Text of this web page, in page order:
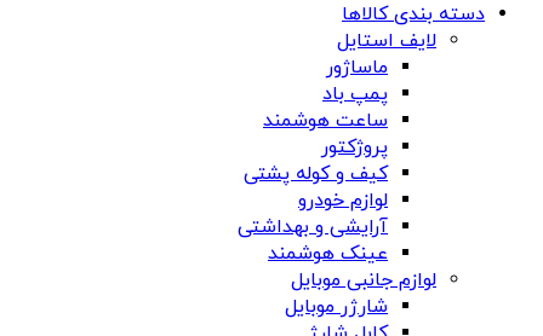
دسته بندی کالاها
لایف استایل
ماساژور
پمپ باد
ساعت هوشمند
پروژکتور
کیف و کوله پشتی
لوازم خودرو
آرایشی و بهداشتی
عینک هوشمند
لوازم جانبی موبایل
شارژر موبایل